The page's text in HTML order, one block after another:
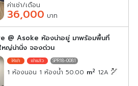
ค่าเช่า/เดือน
36,000 บาท
@ Asoke ห้องน่าอยู่ มาพร้อมพื้นที่
หญ่น่านั่ง จองด่วน
SPR18-0081
1 ห้องนอน 1 ห้องน้ำ 50.00 m2 12A